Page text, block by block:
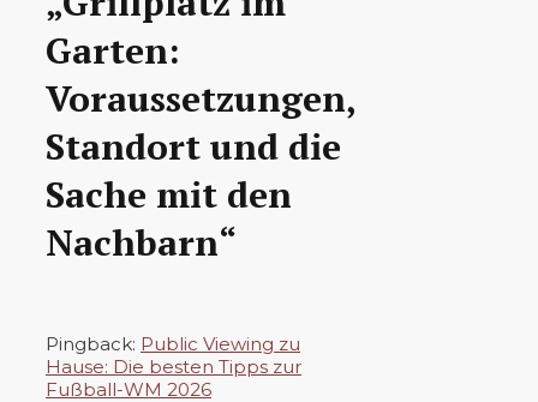
Garten:
Voraussetzungen,
Standort und die
Sache mit den
Nachbarn“
Pingback: Public Viewing zu
Hause: Die besten Tipps zur
Fußball-WM 2026